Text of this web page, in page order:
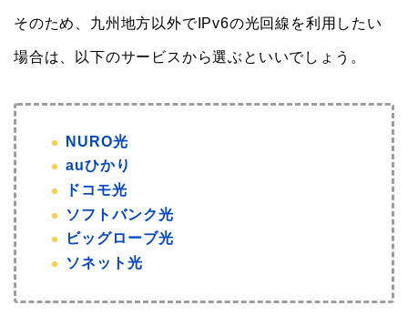
そのため、九州地方以外でIPv6の光回線を利用したい
場合は、以下のサービスから選ぶといいでしょう。
NURO光
auひかり
ドコモ光
ソフトバンク光
ビッグローブ光
ソネット光